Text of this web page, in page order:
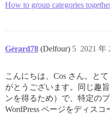
How to group categories
Gérard78 (Delfour) 2021 年
5
こんにちは、Cos さん。と
がとうございます。同じ趣
ンを得るため）で、特定の
WordPress ページをディス